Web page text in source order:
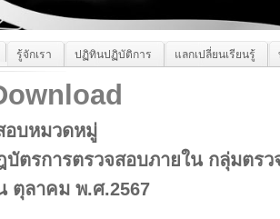
รู้จักเรา ปฏิทินปฏิบัติการ แลกเปลี่ยนเรียนรู้
อบหมวดหมู่
บัตรการตรวจสอบภายใน กลุ่มตรว
ตุลาคม พ.ศ.2567